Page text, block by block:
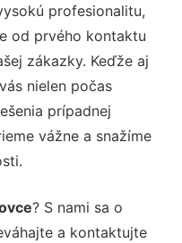
profesionalitu,
od prvého kontaktu
zákazky. Keďže aj
nielen počas
prípadnej
vážne a snažíme
? S nami sa o
a kontaktujte